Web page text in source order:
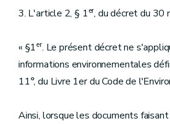
3. L'article 2, § 1er, du décret du 30
« §1er. Le présent décret ne
informations environnementales
11°, du Livre 1er du Code de
Ainsi, lorsque les documents faisant